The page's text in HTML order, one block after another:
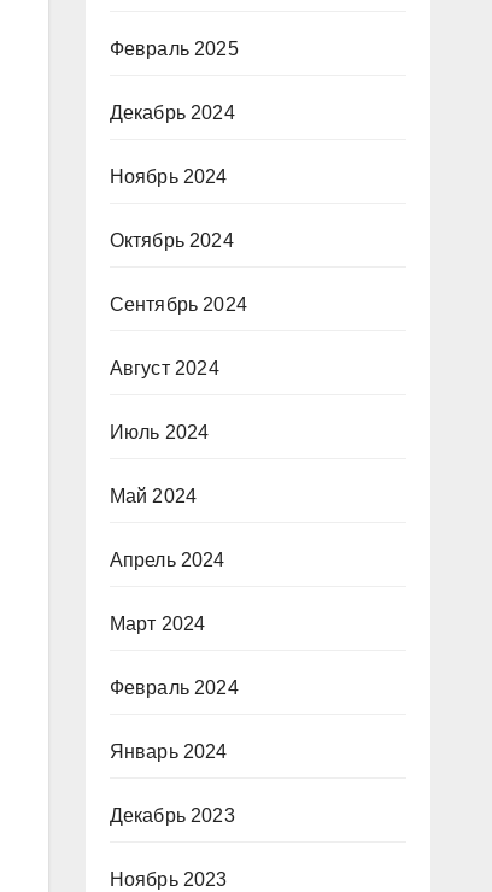
Февраль 2025
Декабрь 2024
Ноябрь 2024
Октябрь 2024
Сентябрь 2024
Август 2024
Июль 2024
Май 2024
Апрель 2024
Март 2024
Февраль 2024
Январь 2024
Декабрь 2023
Ноябрь 2023